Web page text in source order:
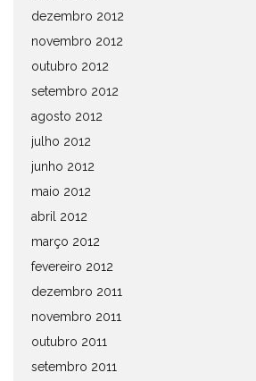
dezembro 2012
novembro 2012
outubro 2012
setembro 2012
agosto 2012
julho 2012
junho 2012
maio 2012
abril 2012
março 2012
fevereiro 2012
dezembro 2011
novembro 2011
outubro 2011
setembro 2011